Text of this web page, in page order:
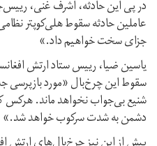
در پی این حادثه، اشرف غنی،
عاملین حادثه‌ سقوط هلی‌کوپتر
جزای سخت خواهیم داد.»
یاسین ضیا، رییس ستاد ارتش
سقوط این چرخ‌بال «مورد بازپرسی
شنیع بی‌جواب نخواهد ماند. هرکس
دشمن به شدت سرکوب خواهد شد.»